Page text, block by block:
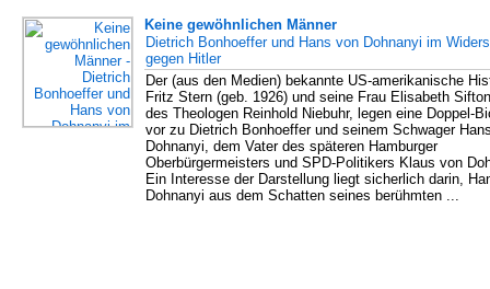
Keine gewöhnlichen Männer
Dietrich Bonhoeffer und Hans von Dohnanyi im
gegen Hitler
Der (aus den Medien) bekannte US-amerikanische
Fritz Stern (geb. 1926) und seine Frau Elisabeth
des Theologen Reinhold Niebuhr, legen eine Doppel-
vor zu Dietrich Bonhoeffer und seinem Schwager
Dohnanyi, dem Vater des späteren Hamburger
Oberbürgermeisters und SPD-Politikers Klaus von
Ein Interesse der Darstellung liegt sicherlich darin,
Dohnanyi aus dem Schatten seines berühmten ...